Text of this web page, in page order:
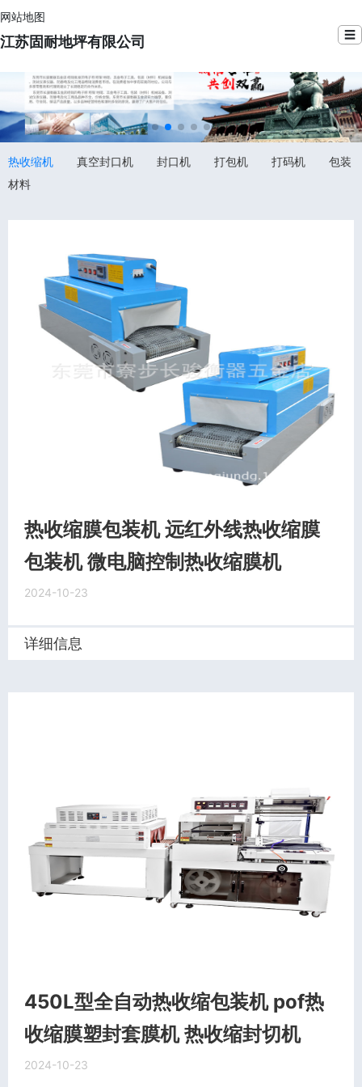
网站地图
江苏固耐地坪有限公司 ☰
热收缩机 真空封口机 封口机 打包机 打码机
包装
材料
热收缩膜包装机 远红外线热收缩膜
包装机 微电脑控制热收缩膜机
2024-10-23
详细信息
450L型全自动热收缩包装机 pof热
收缩膜塑封套膜机 热收缩封切机
2024-10-23